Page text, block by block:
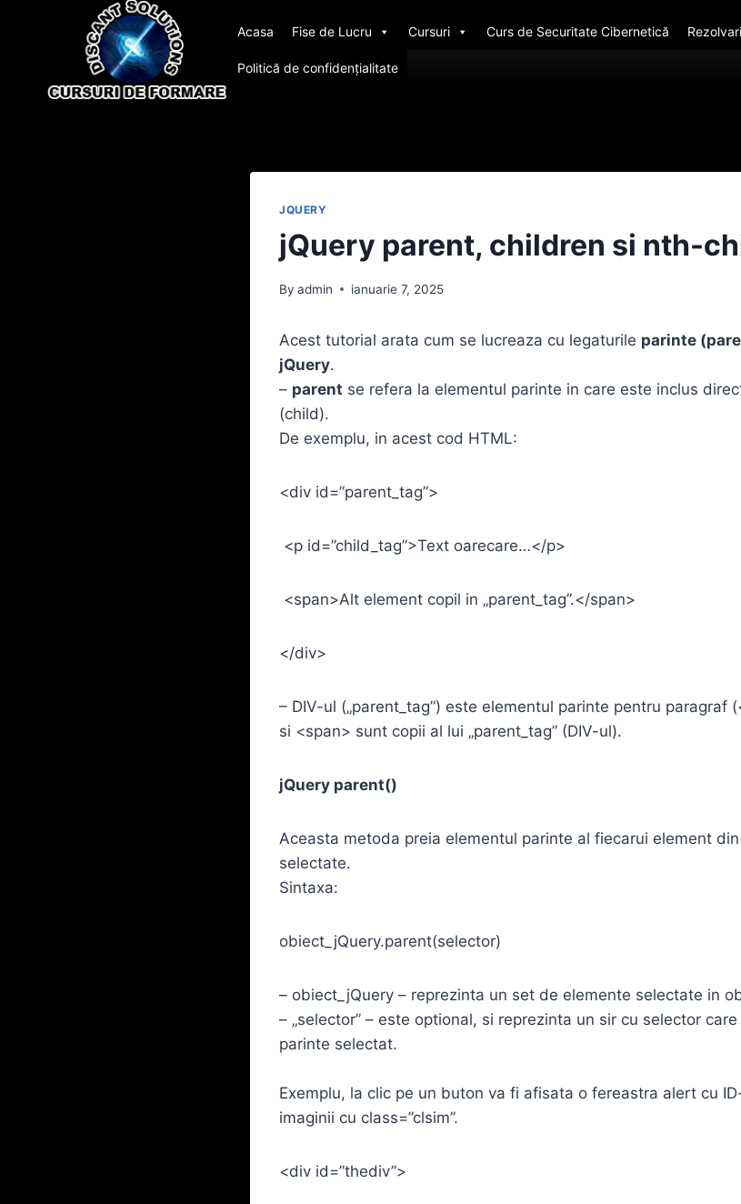
Acasa Fise de Lucru Cursuri Curs de Securitate Cibernetică
Politică de confidențialitate
JQUERY
jQuery parent, children si nth-
By admin ianuarie 7, 2025
Acest tutorial arata cum se lucreaza cu legaturile parinte
jQuery.
– parent se refera la elementul parinte in care este inclus
(child).
De exemplu, in acest cod HTML:
<div id=”parent_tag”>
<p id=”child_tag”>Text oarecare…</p>
<span>Alt element copil in „parent_tag”.</span>
</div>
– DIV-ul („parent_tag”) este elementul parinte pentru paragraf
si <span> sunt copii al lui „parent_tag” (DIV-ul).
jQuery parent()
Aceasta metoda preia elementul parinte al fiecarui element
selectate.
Sintaxa:
obiect_jQuery.parent(selector)
– obiect_jQuery – reprezinta un set de elemente selectate in
– „selector” – este optional, si reprezinta un sir cu selector
parinte selectat.
Exemplu, la clic pe un buton va fi afisata o fereastra alert cu
imaginii cu class=”clsim”.
<div id=”thediv”>